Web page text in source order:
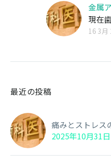
金属
現在
主に
16 3月
最近の投稿
痛みとストレス
2025年10月31日